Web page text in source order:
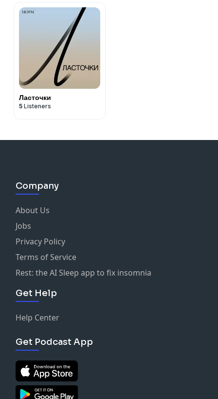
Ласточки
5 Listeners
Company
About Us
Jobs
Privacy Policy
Terms of Service
Rest: the AI Sleep app to fix insomnia
Get Help
Help Center
Get Podcast App